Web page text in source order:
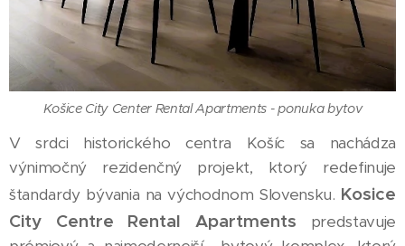
Košice City Center Rental Apartments - ponuka bytov
V srdci historického centra Košíc sa nachádza
výnimočný rezidenčný projekt, ktorý redefinuje
štandardy bývania na východnom Slovensku. Kosice
City Centre Rental Apartments predstavuje